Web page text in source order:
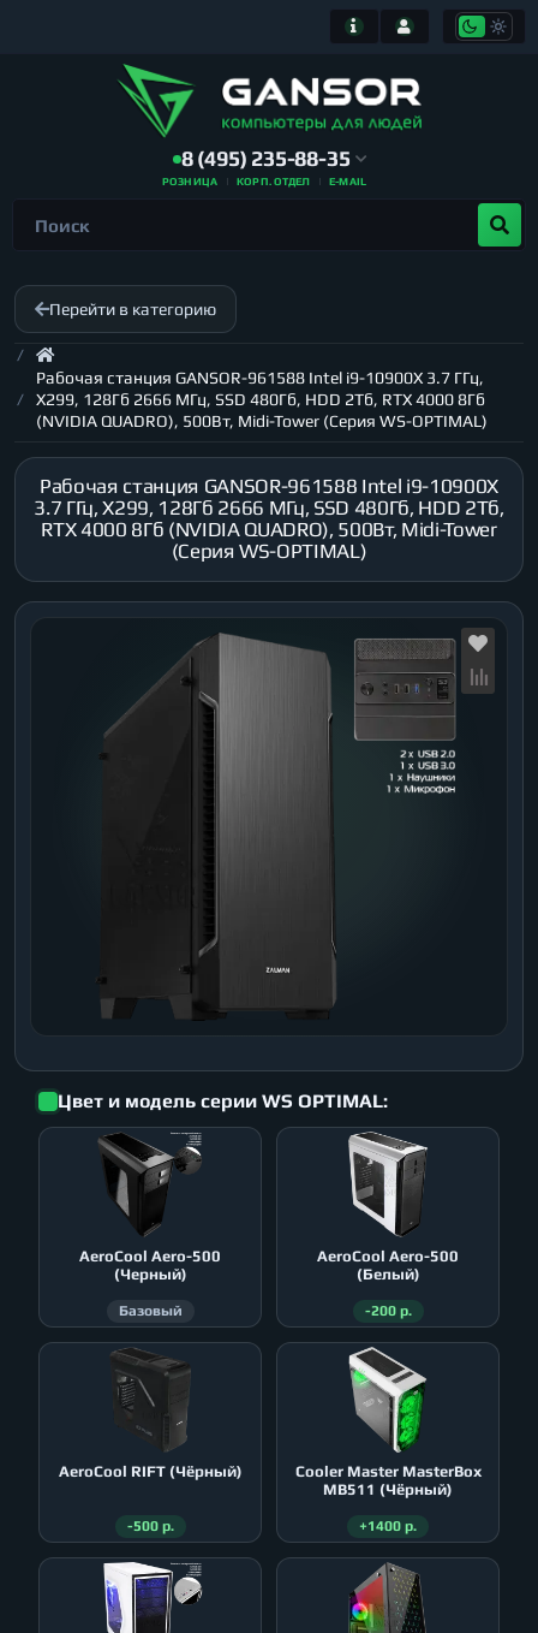
8 (495) 235-88-35
РОЗНИЦА КОРП. ОТДЕЛ E-MAIL
Перейти в категорию
Рабочая станция GANSOR-961588 Intel i9-10900X 3.7 ГГц,
X299, 128Гб 2666 МГц, SSD 480Гб, HDD 2Тб, RTX 4000 8Гб
(NVIDIA QUADRO), 500Вт, Midi-Tower (Серия WS-OPTIMAL)
Рабочая станция GANSOR-961588 Intel i9-10900X
3.7 ГГц, X299, 128Гб 2666 МГц, SSD 480Гб, HDD 2Тб,
RTX 4000 8Гб (NVIDIA QUADRO), 500Вт, Midi-Tower
(Серия WS-OPTIMAL)
Цвет и модель серии WS OPTIMAL:
AeroСool Aero-500
(Черный)
Базовый
AeroСool Aero-500
(Белый)
-200 р.
AeroСool RIFT (Чёрный)
-500 р.
Cooler Master MasterBox
MB511 (Чёрный)
+1400 р.